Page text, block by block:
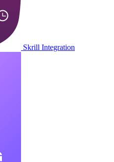
Skrill Integration